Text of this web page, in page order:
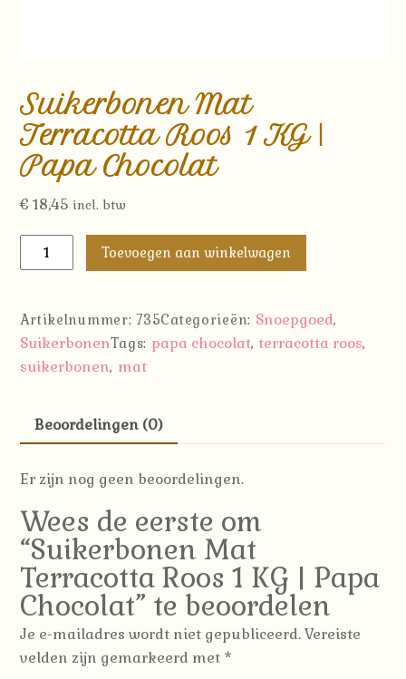
Suikerbonen Mat
Terracotta Roos 1 KG |
Papa Chocolat
€ 18,45 incl. btw
Suikerbonen
Mat
Roos
1
KG
Chocolat
Toevoegen aan winkelwagen
Artikelnummer:735Categorieën: Snoepgoed,
SuikerbonenTags: papa chocolat,terracotta roos,
suikerbonen, mat
Beoordelingen (0)
Er zijn nog geen beoordelingen.
Wees de eerste om
“Suikerbonen Mat
Terracotta Roos 1 KG | Papa
Chocolat” te beoordelen
Je e-mailadres wordt niet gepubliceerd. Vereiste
velden zijn gemarkeerd met *